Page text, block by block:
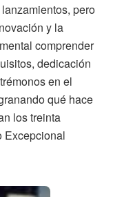
pero
y la
comprender
dedicación
en el
qué hace
los treinta
Excepcional